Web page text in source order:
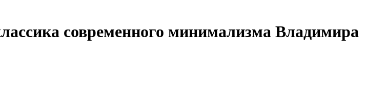
современного минимализма Владимира